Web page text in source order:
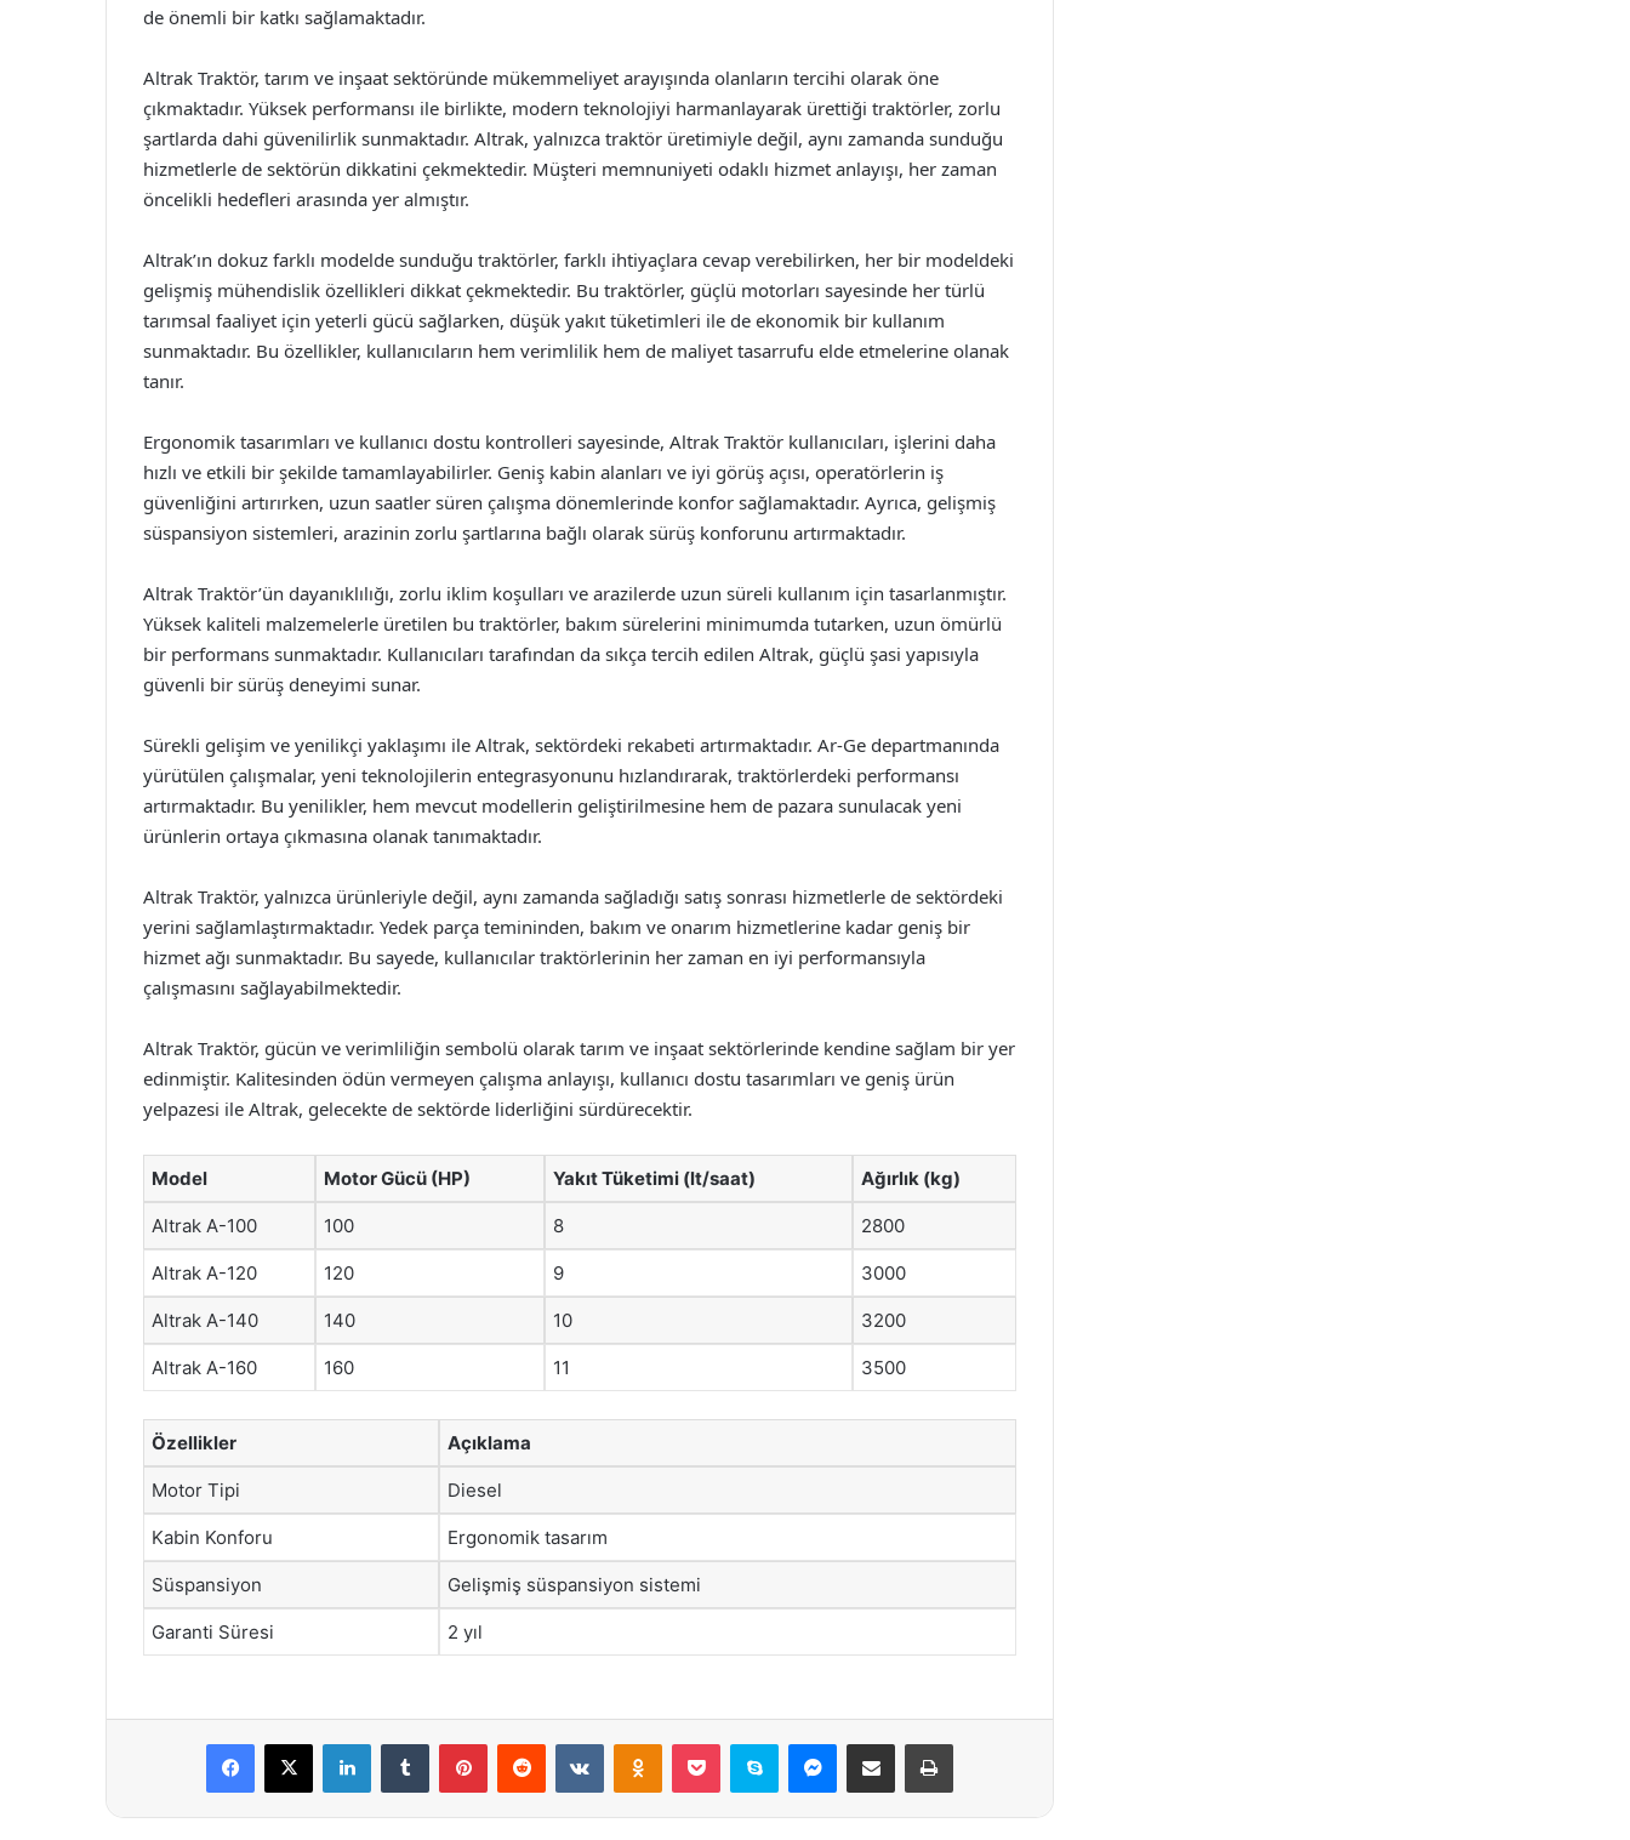
de önemli bir katkı sağlamaktadır.
Altrak Traktör, tarım ve inşaat sektöründe mükemmeliyet arayışında olanların tercihi olarak öne
çıkmaktadır. Yüksek performansı ile birlikte, modern teknolojiyi harmanlayarak ürettiği traktörler, zorlu
şartlarda dahi güvenilirlik sunmaktadır. Altrak, yalnızca traktör üretimiyle değil, aynı zamanda sunduğu
hizmetlerle de sektörün dikkatini çekmektedir. Müşteri memnuniyeti odaklı hizmet anlayışı, her zaman
öncelikli hedefleri arasında yer almıştır.
Altrak’ın dokuz farklı modelde sunduğu traktörler, farklı ihtiyaçlara cevap verebilirken, her bir modeldeki
gelişmiş mühendislik özellikleri dikkat çekmektedir. Bu traktörler, güçlü motorları sayesinde her türlü
tarımsal faaliyet için yeterli gücü sağlarken, düşük yakıt tüketimleri ile de ekonomik bir kullanım
sunmaktadır. Bu özellikler, kullanıcıların hem verimlilik hem de maliyet tasarrufu elde etmelerine olanak
tanır.
Ergonomik tasarımları ve kullanıcı dostu kontrolleri sayesinde, Altrak Traktör kullanıcıları, işlerini daha
hızlı ve etkili bir şekilde tamamlayabilirler. Geniş kabin alanları ve iyi görüş açısı, operatörlerin iş
güvenliğini artırırken, uzun saatler süren çalışma dönemlerinde konfor sağlamaktadır. Ayrıca, gelişmiş
süspansiyon sistemleri, arazinin zorlu şartlarına bağlı olarak sürüş konforunu artırmaktadır.
Altrak Traktör’ün dayanıklılığı, zorlu iklim koşulları ve arazilerde uzun süreli kullanım için tasarlanmıştır.
Yüksek kaliteli malzemelerle üretilen bu traktörler, bakım sürelerini minimumda tutarken, uzun ömürlü
bir performans sunmaktadır. Kullanıcıları tarafından da sıkça tercih edilen Altrak, güçlü şasi yapısıyla
güvenli bir sürüş deneyimi sunar.
Sürekli gelişim ve yenilikçi yaklaşımı ile Altrak, sektördeki rekabeti artırmaktadır. Ar-Ge departmanında
yürütülen çalışmalar, yeni teknolojilerin entegrasyonunu hızlandırarak, traktörlerdeki performansı
artırmaktadır. Bu yenilikler, hem mevcut modellerin geliştirilmesine hem de pazara sunulacak yeni
ürünlerin ortaya çıkmasına olanak tanımaktadır.
Altrak Traktör, yalnızca ürünleriyle değil, aynı zamanda sağladığı satış sonrası hizmetlerle de sektördeki
yerini sağlamlaştırmaktadır. Yedek parça temininden, bakım ve onarım hizmetlerine kadar geniş bir
hizmet ağı sunmaktadır. Bu sayede, kullanıcılar traktörlerinin her zaman en iyi performansıyla
çalışmasını sağlayabilmektedir.
Altrak Traktör, gücün ve verimliliğin sembolü olarak tarım ve inşaat sektörlerinde kendine sağlam bir yer
edinmiştir. Kalitesinden ödün vermeyen çalışma anlayışı, kullanıcı dostu tasarımları ve geniş ürün
yelpazesi ile Altrak, gelecekte de sektörde liderliğini sürdürecektir.
Model Motor Gücü (HP) Yakıt Tüketimi (lt/saat) Ağırlık (kg)
Altrak A-100 100 8 2800
Altrak A-120 120 9 3000
Altrak A-140 140 10 3200
Altrak A-160 160 11 3500
Özellikler Açıklama
Motor Tipi Diesel
Kabin Konforu Ergonomik tasarım
Süspansiyon Gelişmiş süspansiyon sistemi
Garanti Süresi 2 yıl
Facebook
X LinkedInTumblr PinterestReddit VKontakteOdnoklassniki
Pocket Skype Messenger
E-Posta ile paylaş Yazdır